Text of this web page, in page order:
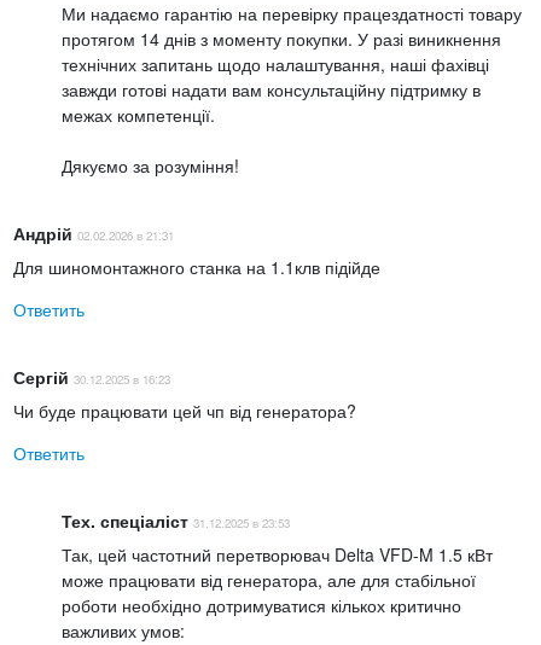
Ми надаємо гарантію на перевірку працездатності товару
протягом 14 днів з моменту покупки. У разі виникнення
технічних запитань щодо налаштування, наші фахівці
завжди готові надати вам консультаційну підтримку в
межах компетенції.
Дякуємо за розуміння!
Андрій 02.02.2026 в 21:31
Для шиномонтажного станка на 1.1клв підійде
Ответить
Сергій 30.12.2025 в 16:23
Чи буде працювати цей чп від генератора?
Ответить
Тех. спеціаліст 31.12.2025 в 23:53
Так, цей частотний перетворювач Delta VFD-M 1.5 кВт
може працювати від генератора, але для стабільної
роботи необхідно дотримуватися кількох критично
важливих умов: